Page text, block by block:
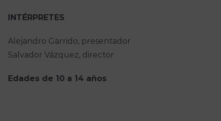
INTÉRPRETES
Alejandro Garrido, presentador
Salvador Vázquez, director
Edades de 10 a 14 años